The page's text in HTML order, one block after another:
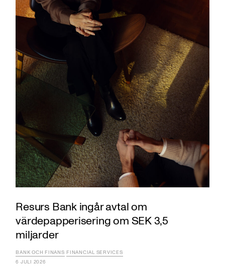
Resurs Bank ingår avtal om
värdepapperisering om SEK 3,5
miljarder
BANK OCH FINANS FINANCIAL SERVICES
6 JULI 2026